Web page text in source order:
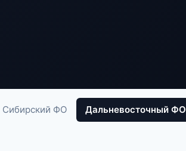
Сибирский ФО Дальневосточный ФО